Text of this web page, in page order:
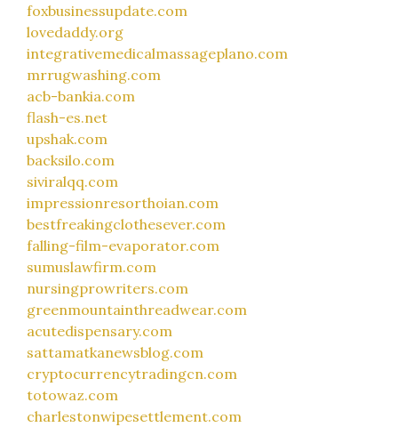
foxbusinessupdate.com
lovedaddy.org
integrativemedicalmassageplano.com
mrrugwashing.com
acb-bankia.com
flash-es.net
upshak.com
backsilo.com
siviralqq.com
impressionresorthoian.com
bestfreakingclothesever.com
falling-film-evaporator.com
sumuslawfirm.com
nursingprowriters.com
greenmountainthreadwear.com
acutedispensary.com
sattamatkanewsblog.com
cryptocurrencytradingcn.com
totowaz.com
charlestonwipesettlement.com